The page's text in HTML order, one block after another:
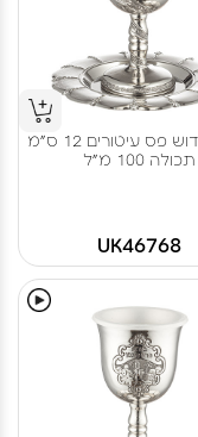
גביע קידוש פס עיטורים 12 ס"מ
תכולה 100 מ"ל
UK46768